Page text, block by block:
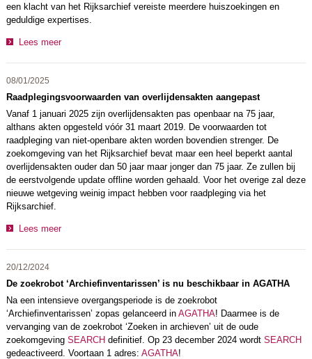
een klacht van het Rijksarchief vereiste meerdere huiszoekingen en
geduldige expertises.
Lees meer
08/01/2025
Raadplegingsvoorwaarden van overlijdensakten aangepast
Vanaf 1 januari 2025 zijn overlijdensakten pas openbaar na 75 jaar,
althans akten opgesteld vóór 31 maart 2019. De voorwaarden tot
raadpleging van niet-openbare akten worden bovendien strenger. De
zoekomgeving van het Rijksarchief bevat maar een heel beperkt aantal
overlijdensakten ouder dan 50 jaar maar jonger dan 75 jaar. Ze zullen bij
de eerstvolgende update offline worden gehaald. Voor het overige zal deze
nieuwe wetgeving weinig impact hebben voor raadpleging via het
Rijksarchief.
Lees meer
20/12/2024
De zoekrobot ‘Archiefinventarissen’ is nu beschikbaar in AGATHA
Na een intensieve overgangsperiode is de zoekrobot
‘Archiefinventarissen’ zopas gelanceerd in AGATHA! Daarmee is de
vervanging van de zoekrobot ‘Zoeken in archieven’ uit de oude
zoekomgeving SEARCH definitief. Op 23 december 2024 wordt SEARCH
gedeactiveerd. Voortaan 1 adres: AGATHA!